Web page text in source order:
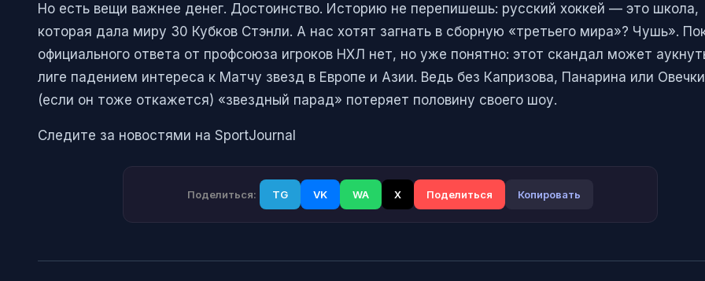
Но есть вещи важнее денег. Достоинство. Историю не перепишешь: русский хоккей — это школа,
которая дала миру 30 Кубков Стэнли. А нас хотят загнать в сборную «третьего мира»? Чушь».
официального ответа от профсоюза игроков НХЛ нет, но уже понятно: этот скандал может
лиге падением интереса к Матчу звезд в Европе и Азии. Ведь без Капризова, Панарина или
(если он тоже откажется) «звездный парад» потеряет половину своего шоу.
Следите за новостями на SportJournal
Поделиться: TG VK WA X Поделиться Копировать